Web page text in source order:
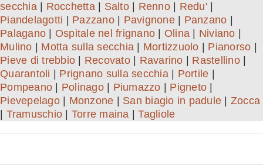
secchia| Rocchetta| Salto| Renno| Redu'|
Piandelagotti
Pazzano| Pavignone| Panzano
Palagano
Ospitale nel frignano Olina Niviano
Mulino
Motta sulla secchia Mortizzuolo Pianorso
Pieve di trebbio
Recovato| Ravarino Rastellino|
Quarantoli
Prignano sulla secchia| Portile
Pompeano
Polinago| Piumazzo Pigneto
Pievepelago| Monzone San biagio in padule
Zocca
Tramuschio Torre maina |Tagliole